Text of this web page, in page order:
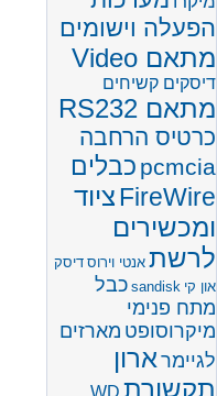
הפעלה וישומים
מתאם Video
דיסקים קשיחים
מתאם RS232
כרטיס הרחבה
pcmcia כבלים
FireWireציוד
ומכשירים
לרשת אנטי וירוס דיסק
און קי sandisk כבל
מתח פנימי
מיקרוסופט מארזים
לגיימר ארון
תקשורת